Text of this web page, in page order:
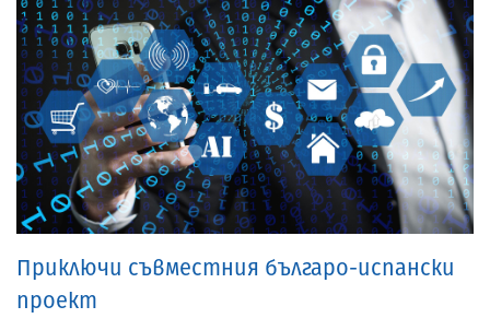
Приключи съвместния българо-испански
проект